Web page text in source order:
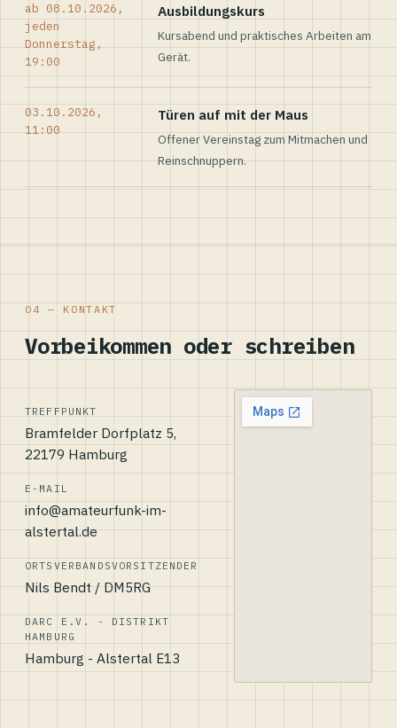
ab 08.10.2026,
jeden
Donnerstag,
19:00
Ausbildungskurs
Kursabend und praktisches Arbeiten am
Gerät.
03.10.2026,
11:00
Türen auf mit der Maus
Offener Vereinstag zum Mitmachen und
Reinschnuppern.
04 — KONTAKT
Vorbeikommen oder schreiben
TREFFPUNKT
Bramfelder Dorfplatz 5,
22179 Hamburg
E-MAIL
info@amateurfunk-im-
alstertal.de
ORTSVERBANDSVORSITZENDER
Nils Bendt / DM5RG
DARC E.V. - DISTRIKT
HAMBURG
Hamburg - Alstertal E13